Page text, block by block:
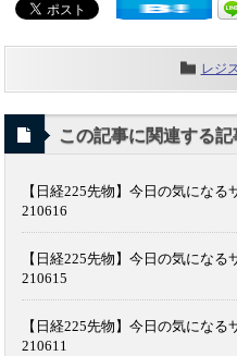
レジ
この記事に関連する
【日経225先物】今日の気にな
210616
【日経225先物】今日の気にな
210615
【日経225先物】今日の気にな
210611